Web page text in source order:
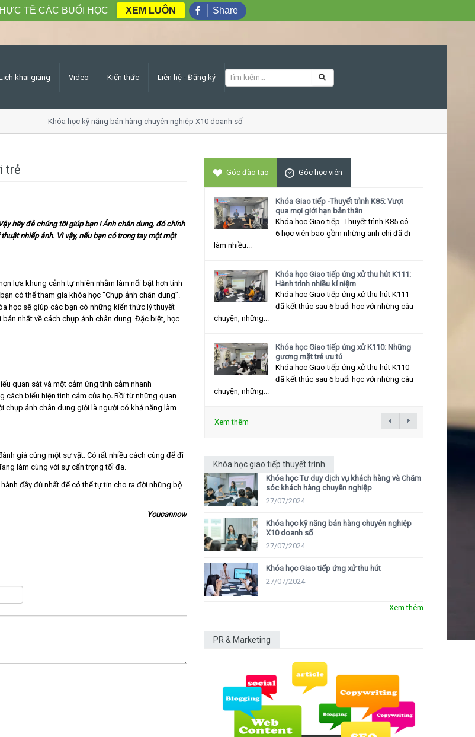
khai giảng Video Kiến thức Liên hệ - Đăng ký
Khóa học kỹ năng bán hàng chuyên nghiệp X10 doanh số
trẻ
hãy đẻ chúng tôi giúp bạn !Ảnh chân dung, đó chính
nhiếp ảnh. Vì vậy, nếu bạn có trong tay một một
lựa khung cảnh tự nhiên nhằm làm nổi bật hơn tính
có thể tham gia khóa học “Chụp ảnh chân dung”.
học sẽ giúp các bạn có những kiến thức lý thuyết
nhất về cách chụp ảnh chân dung. Đặc biệt, học
quan sát và một cảm ứng tình cảm nhanh
cách biểu hiện tình cảm của họ. Rồi từ những quan
chụp ảnh chân dung giỏi là người có khả năng làm
giá cùng một sự vật. Có rất nhiều cách cùng để đi
làm cùng với sự cẩn trọng tối đa.
đầy đủ nhất để có thể tự tin cho ra đời những bộ
Youcannow
Góc đào tạo Góc học viên
Khóa Giao tiếp -Thuyết trình K85: Vượt
qua mọi giới hạn bản thân
Khóa học Giao tiếp -Thuyết trình K85 có
6 học viên bao gồm những anh chị đã đi
làm nhiều...
Khóa học Giao tiếp ứng xử thu hút K111:
Hành trình nhiều kỉ niệm
Khóa học Giao tiếp ứng xử thu hút K111
đã kết thúc sau 6 buổi học với những câu
chuyện, những...
Khóa học Giao tiếp ứng xử K110: Những
gương mặt trẻ ưu tú
Khóa học Giao tiếp ứng xử thu hút K110
đã kết thúc sau 6 buổi học với những câu
chuyện, những...
Xem thêm
Khóa học giao tiếp thuyết trình
Khóa học Tư duy dịch vụ khách hàng và Chăm
sóc khách hàng chuyên nghiệp
27/07/2024
Khóa học kỹ năng bán hàng chuyên nghiệp
X10 doanh số
27/07/2024
Khóa học Giao tiếp ứng xử thu hút
27/07/2024
Xem thêm
PR & Marketing
TẾ CÁC BUỔI HỌC XEM LUÔN Share